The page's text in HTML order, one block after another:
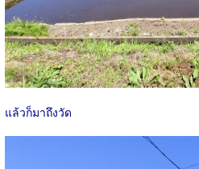
แล้วก็มาถึงวัด